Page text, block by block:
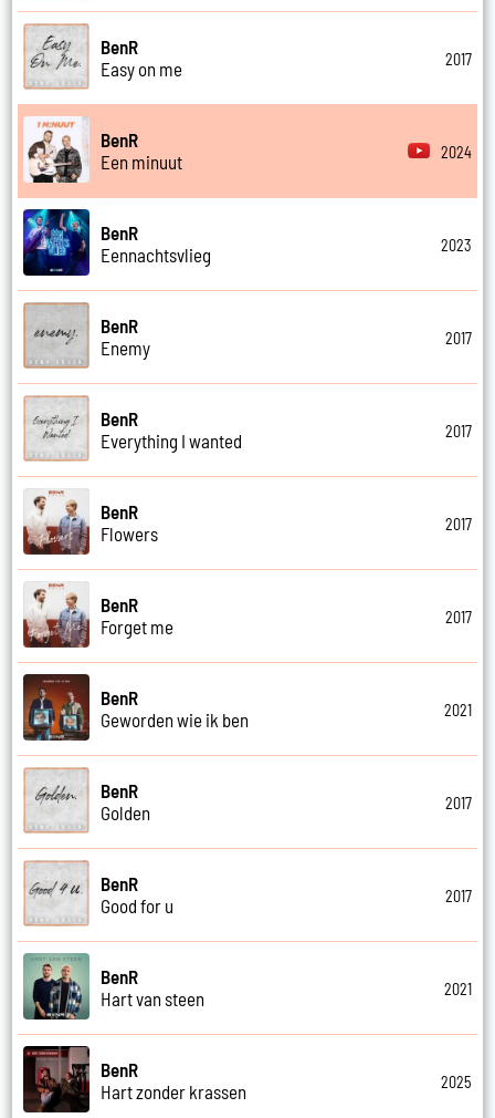
BenR
Easy on me
2017
BenR
Een minuut
2024
BenR
Eennachtsvlieg
2023
BenR
Enemy
2017
BenR
Everything I wanted
2017
BenR
Flowers
2017
BenR
Forget me
2017
BenR
Geworden wie ik ben
2021
BenR
Golden
2017
BenR
Good for u
2017
BenR
Hart van steen
2021
BenR
Hart zonder krassen
2025